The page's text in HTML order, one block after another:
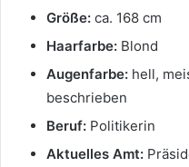
Größe: ca. 168 cm
Haarfarbe: Blond
Augenfarbe: hell,
beschrieben
Beruf: Politikerin
Aktuelles Amt: